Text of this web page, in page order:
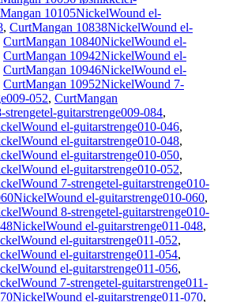
10105NickelWound el-
, CurtMangan 10838NickelWound el-
CurtMangan 10840NickelWound el-
CurtMangan 10942NickelWound el-
CurtMangan 10946NickelWound el-
CurtMangan 10952NickelWound 7-
052, CurtMangan
guitarstrenge009-084,
el-guitarstrenge010-046,
el-guitarstrenge010-048,
el-guitarstrenge010-050,
el-guitarstrenge010-052,
7-strengetel-guitarstrenge010-
el-guitarstrenge010-060,
8-strengetel-guitarstrenge010-
el-guitarstrenge011-048,
el-guitarstrenge011-052,
el-guitarstrenge011-054,
el-guitarstrenge011-056,
7-strengetel-guitarstrenge011-
el-guitarstrenge011-070,